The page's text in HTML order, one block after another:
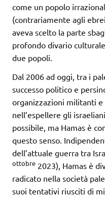
come un popolo
(contrariamente agli
aveva scelto la parte
profondo divario
due popoli.
Dal 2006 ad oggi, tra i
successo politico e
organizzazioni militanti
nell’espellere gli
possibile, ma Hamas è
questo senso.
dell’attuale guerra tra
ottobre 2023), Hamas è
radicato nella società
suoi tentativi riusciti di